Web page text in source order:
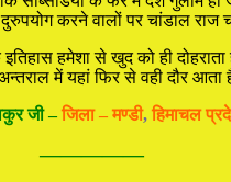
करने वालों पर चांडाल राज
हमेशा से खुद को ही दोहराता
में यहां फिर से वही दौर आता
जी –जिला – मण्डी,हिमाचल
—————